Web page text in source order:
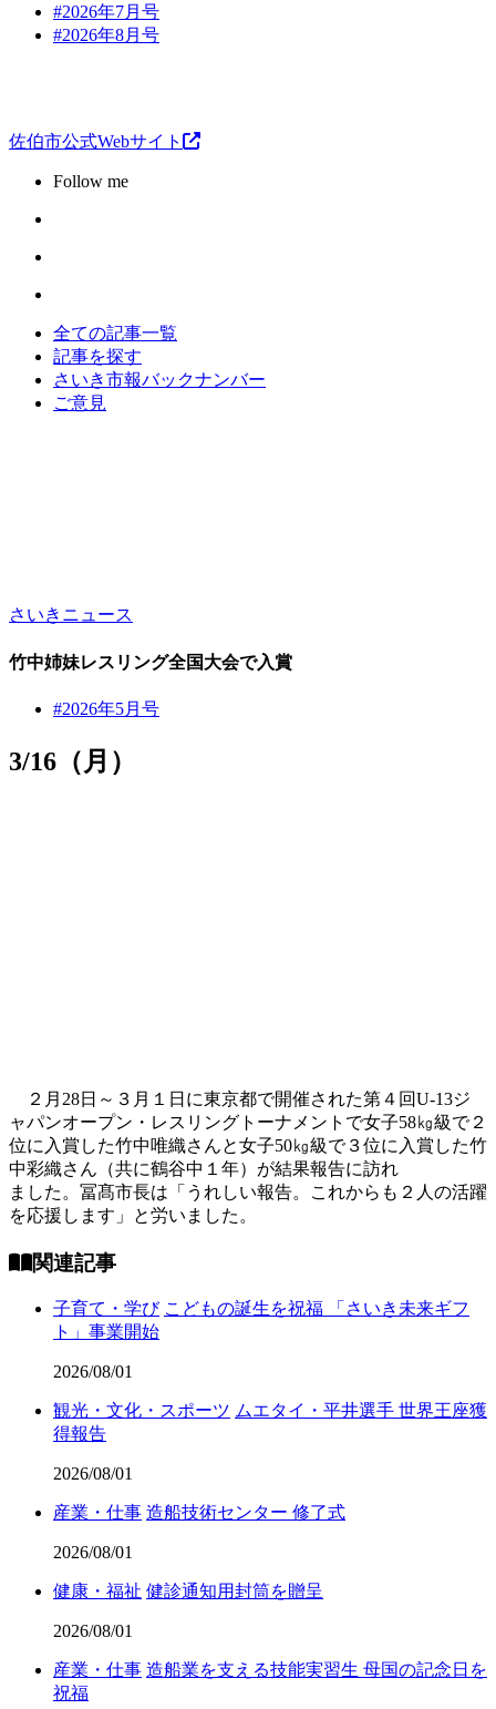
#2026年7月号
#2026年8月号
佐伯市公式Webサイト
Follow me
全ての記事一覧
記事を探す
さいき市報バックナンバー
ご意見
さいきニュース
竹中姉妹レスリング全国大会で入賞
#2026年5月号
3/16（月）
２月28日～３月１日に東京都で開催された第４回U-13ジ
ャパンオープン・レスリングトーナメントで女子58㎏級で２
位に入賞した竹中唯織さんと女子50㎏級で３位に入賞した竹
中彩織さん（共に鶴谷中１年）が結果報告に訪れ
ました。冨髙市長は「うれしい報告。これからも２人の活躍
を応援します」と労いました。
関連記事
子育て・学び こどもの誕生を祝福 「さいき未来ギフ
ト」事業開始
2026/08/01
観光・文化・スポーツ ムエタイ・平井選手 世界王座獲
得報告
2026/08/01
産業・仕事 造船技術センター 修了式
2026/08/01
健康・福祉 健診通知用封筒を贈呈
2026/08/01
産業・仕事 造船業を支える技能実習生 母国の記念日を
祝福